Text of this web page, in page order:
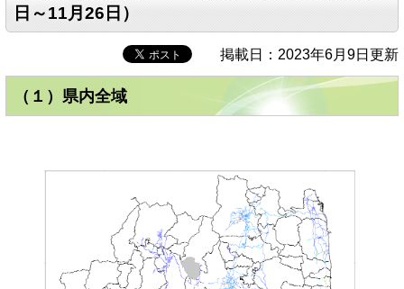
日～11月26日）
掲載日：2023年6月9日更新
（１）県内全域